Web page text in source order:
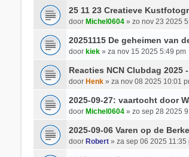
25 11 23 Creatieve
door Michel0604» zo nov 23 2025
20251115 De geheimen van
door kiek» za nov 15 2025 5:49 pm
Reacties NCN Clubdag 2025
door Henk» za nov 08 2025 10:01
2025-09-27: vaartocht door
door Michel0604» zo sep 28 2025
2025-09-06 Varen op de
door Robert» za sep 06 2025 11:35